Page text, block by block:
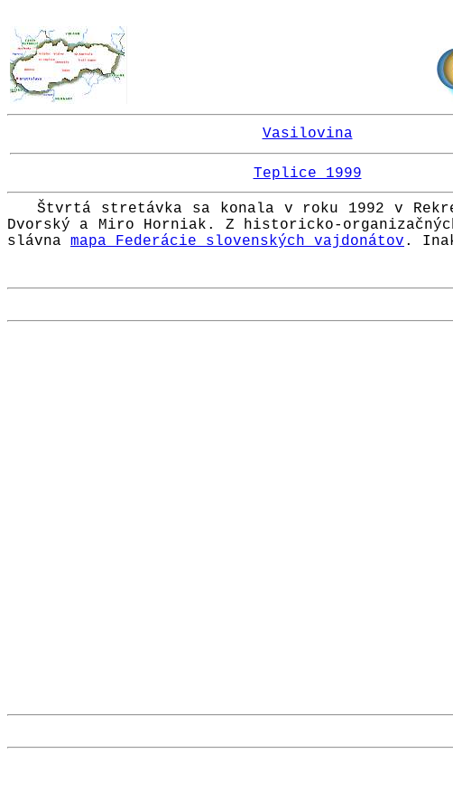
Vasilovina
Teplice 1999
Štvrtá stretávka sa konala v roku 1992 v
Dvorský a Miro Horniak. Z historicko-
slávna mapa Federácie slovenských vajdonátov .